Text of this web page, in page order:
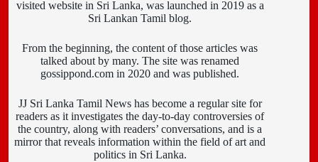
visited website in Sri Lanka, was launched in 2019 as a
Sri Lankan Tamil blog.
From the beginning, the content of those articles was
talked about by many. The site was renamed
gossippond.com in 2020 and was published.
JJ Sri Lanka Tamil News has become a regular site for
readers as it investigates the day-to-day controversies of
the country, along with readers’ conversations, and is a
mirror that reveals information within the field of art and
politics in Sri Lanka.